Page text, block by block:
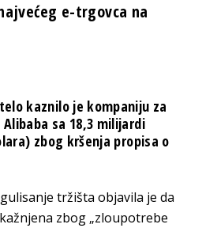
e-trgovca na
kaznilo je kompaniju za
sa 18,3 milijardi
zbog kršenja propisa o
tržišta objavila je da
zbog „zloupotrebe